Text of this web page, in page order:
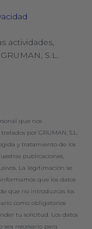
actividades,
S.L.
que nos
por GRUMAN, S.L.
y tratamiento de los
publicaciones,
La legitimación se
que los datos
que no introduzcas los
como obligatorios
tu solicitud. Los datos
sea necesario para